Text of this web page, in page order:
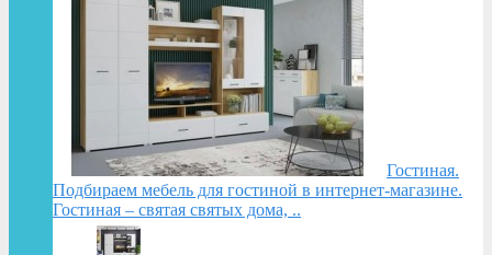
Гостиная.
Подбираем мебель для гостиной в интернет-магазине.
Гостиная – святая святых дома, ..